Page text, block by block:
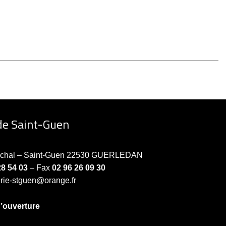
Saint-Guen
– Saint-Guen 22530 GUERLEDAN
54 03 – Fax02 96 26 09 30
stguen@orange.fr